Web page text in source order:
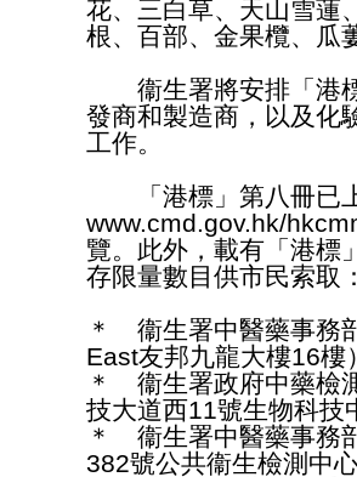
花、三白草、天山雪蓮
根、百部、金果欖、瓜
衞生署將安排「港標
發商和製造商，以及化
工作。
「港標」第八冊已
www.cmd.gov.hk/
覽。此外，載有「港標
存限量數目供市民索取
＊ 衞生署中醫藥事務
East友邦九龍大樓16樓
＊ 衞生署政府中藥檢
技大道西11號生物科技
＊ 衞生署中醫藥事務
382號公共衞生檢測中